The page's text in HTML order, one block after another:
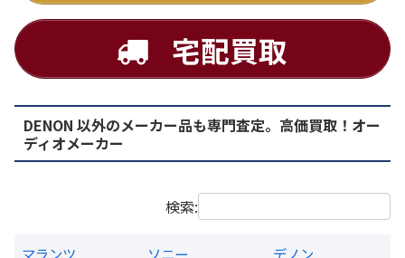
PMA-1500AE プリメインアンプ
買取価格：お問合せください
宅配買取
DENON 以外のメーカー品も専門査定。高価買取！オー
ディオメーカー
検索:
マランツ ソニー
デノン